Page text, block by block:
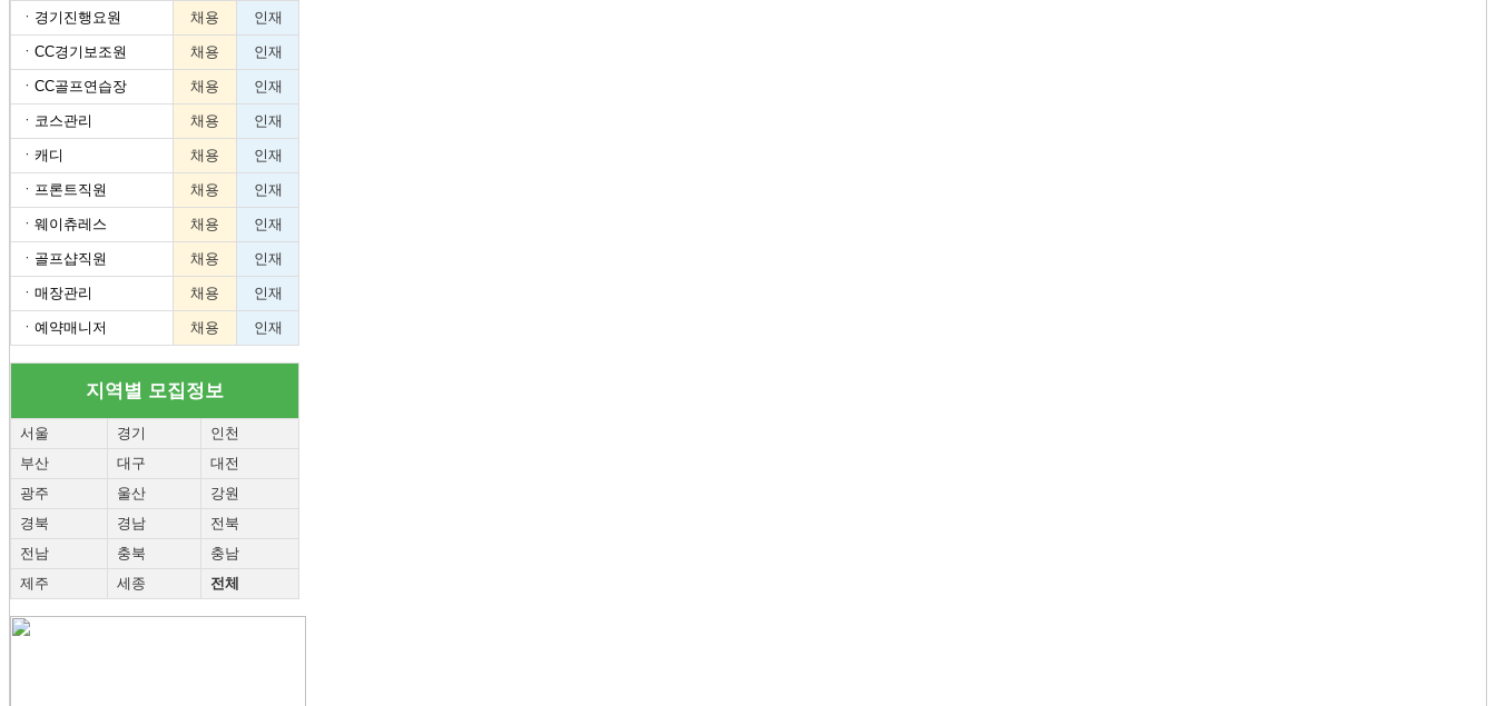
ㆍ 경기진행요원 채용 인재
ㆍ CC경기보조원 채용 인재
ㆍ CC골프연습장 채용 인재
ㆍ 코스관리 채용 인재
ㆍ 캐디 채용 인재
ㆍ 프론트직원 채용 인재
ㆍ 웨이츄레스 채용 인재
ㆍ 골프샵직원 채용 인재
ㆍ 매장관리 채용 인재
ㆍ 예약매니저 채용 인재
지역별 모집정보
서울 경기
인천
부산
대구
대전
광주
울산
강원
경북
경남
전북
전남
충북
충남
제주
세종 전체